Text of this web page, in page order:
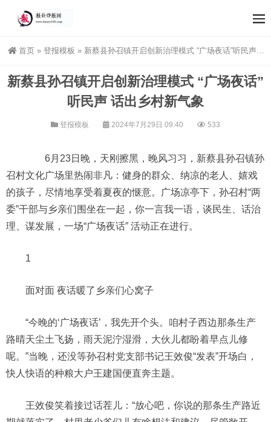
首页 » 登报模板 » 新蔡县孙召镇开启创新治理模式 “广场夜话”听民声 话出乡村新气象
新蔡县孙召镇开启创新治理模式 “广场夜话”
听民声 话出乡村新气象
登报模板 2024年7月29日 09:40 533
6月23日晚，天刚擦黑，晚风习习，新蔡县孙召镇孙
召村文化广场里热闹非凡：健身的群众、纳凉的老人、嬉戏
的孩子，尽情地享受着夏夜的惬意。广场凉亭下，孙召村“两
委”干部与乡亲们围坐在一起，你一言我一语，谈民生、话治
理、谋发展，一场“广场夜话” 活动正在进行。
1
面对面 夜话暖了乡亲们心窝子
“今晚的‘广场夜话’，我先开个头。咱村子西边那条生产
路晴天尘土飞扬，雨天泥泞湿滑，大伙儿都盼着早点儿修
呢。”当晚，还没等孙召村党支部书记王效俊“发表”开场白，
快人快语的种粮大户王建国便直奔主题。
王效俊笑着接过话茬儿：“放心吧，你说的那条生产路近